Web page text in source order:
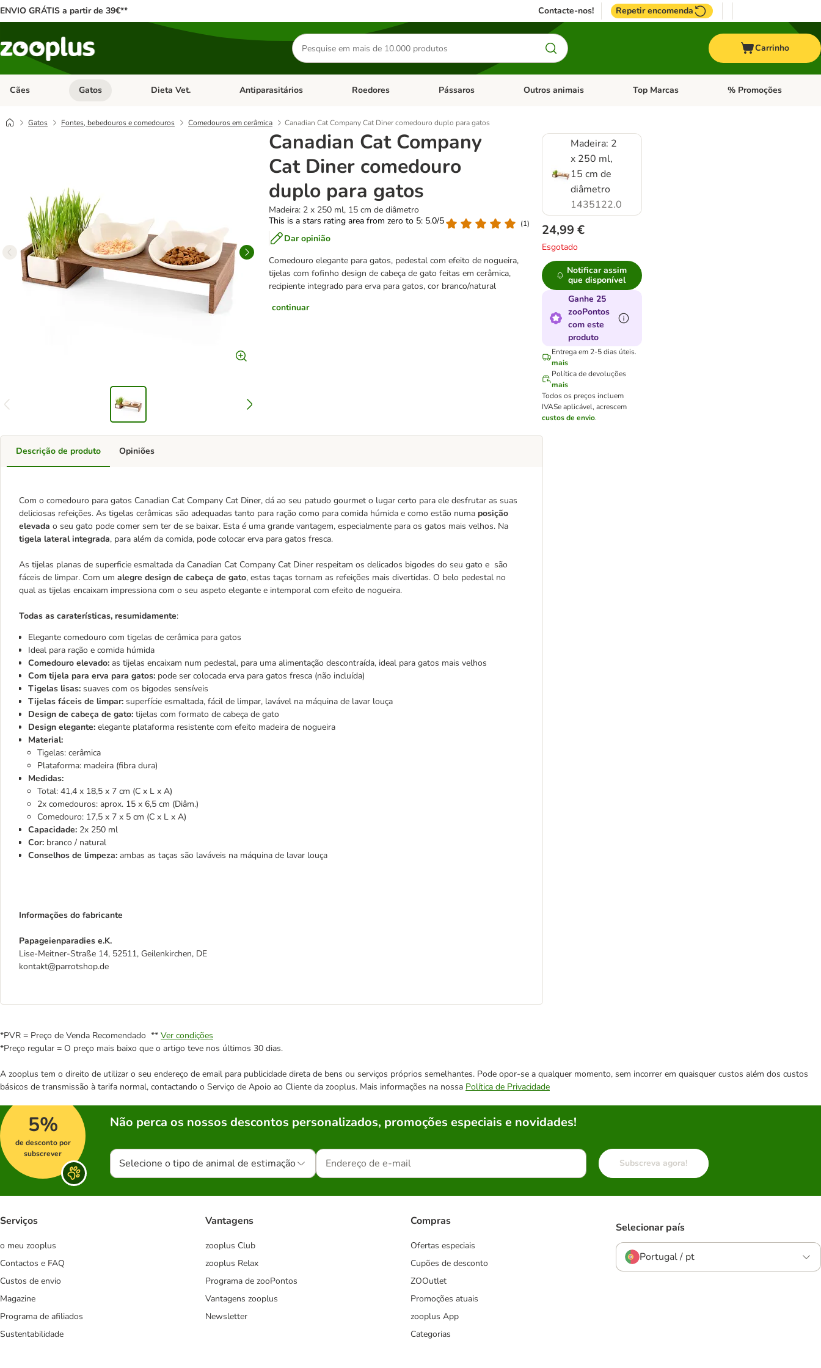
ENVIO GRÁTIS a partir de 39€** Contacte-nos! Repetir encomenda
Pesquisar
produtos
Carrinho
Cães Abrir menu de categoria: Cães
Gatos Abrir menu de categoria: Gatos
Dieta Vet. Abrir menu de categoria: Dieta Vet.
Antiparasitários Abrir menu de categoria: Antiparasitários
Roedores Abrir menu de categoria: Roedores
Pássaros Abrir menu de categoria: Pássaros
Outros animais Abrir menu de categoria: Outros animais
Top Marcas Abrir menu de categoria:
% Promoções
Gatos Fontes, bebedouros e comedouros Comedouros em cerâmica Canadian Cat Company Cat Diner comedouro duplo para gatos
Canadian Cat Company
Cat Diner comedouro
duplo para gatos
Madeira: 2 x 250 ml, 15 cm de diâmetro
This is a stars rating area from zero to 5: 5.0/5
(1)
Dar opinião
Comedouro elegante para gatos, pedestal com efeito de nogueira,
tijelas com fofinho design de cabeça de gato feitas em cerâmica,
recipiente integrado para erva para gatos, cor branco/natural
continuar
Madeira: 2
x 250 ml,
15 cm de
diâmetro
1435122.0
24,99 €
Esgotado
Notificar assim
que disponível
Ganhe 25
zooPontos
com este
produto
Entrega em 2-5 dias úteis.
mais
Política de devoluções
mais
Todos os preços incluem
IVASe aplicável, acrescem
custos de envio.
Descrição de produto
Com o comedouro para gatos Canadian Cat Company Cat Diner, dá ao seu patudo gourmet o lugar certo para ele desfrutar as suas
deliciosas refeições. As tigelas cerâmicas são adequadas tanto para ração como para comida húmida e como estão numa posição
elevada o seu gato pode comer sem ter de se baixar. Esta é uma grande vantagem, especialmente para os gatos mais velhos. Na
tigela lateral integrada, para além da comida, pode colocar erva para gatos fresca.
As tijelas planas de superficie esmaltada da Canadian Cat Company Cat Diner respeitam os delicados bigodes do seu gato e são
fáceis de limpar. Com um alegre design de cabeça de gato, estas taças tornam as refeições mais divertidas. O belo pedestal no
qual as tijelas encaixam impressiona com o seu aspeto elegante e intemporal com efeito de nogueira.
Todas as caraterísticas, resumidamente:
Elegante comedouro com tigelas de cerâmica para gatos
Ideal para ração e comida húmida
Comedouro elevado: as tijelas encaixam num pedestal, para uma alimentação descontraída, ideal para gatos mais velhos
Com tijela para erva para gatos: pode ser colocada erva para gatos fresca (não incluída)
Tigelas lisas: suaves com os bigodes sensíveis
Tijelas fáceis de limpar: superfície esmaltada, fácil de limpar, lavável na máquina de lavar louça
Design de cabeça de gato: tijelas com formato de cabeça de gato
Design elegante: elegante plataforma resistente com efeito madeira de nogueira
Material:
Tigelas: cerâmica
Plataforma: madeira (fibra dura)
Medidas:
Total: 41,4 x 18,5 x 7 cm (C x L x A)
2x comedouros: aprox. 15 x 6,5 cm (Diâm.)
Comedouro: 17,5 x 7 x 5 cm (C x L x A)
Capacidade: 2x 250 ml
Cor: branco / natural
Conselhos de limpeza: ambas as taças são laváveis na máquina de lavar louça
Informações do fabricante
Papageienparadies e.K.
Lise-Meitner-Straße 14, 52511, Geilenkirchen, DE
kontakt@parrotshop.de
Opiniões
*PVR = Preço de Venda Recomendado ** Ver condições
*Preço regular = O preço mais baixo que o artigo teve nos últimos 30 dias.
A zooplus tem o direito de utilizar o seu endereço de email para publicidade direta de bens ou serviços próprios semelhantes. Pode opor-se a qualquer momento, sem incorrer em quaisquer custos além dos custos
básicos de transmissão à tarifa normal, contactando o Serviço de Apoio ao Cliente da zooplus. Mais informações na nossa Política de Privacidade
5%
de desconto por
subscrever
Não perca os nossos descontos personalizados, promoções especiais e novidades!
Selecione o tipo de animal de estimação Subscreva agora!
Serviços
o meu zooplus
Contactos e FAQ
Custos de envio
Magazine
Programa de afiliados
Sustentabilidade
Vantagens
zooplus Club
zooplus Relax
Programa de zooPontos
Vantagens zooplus
Newsletter
Compras
Ofertas especiais
Cupões de desconto
ZOOutlet
Promoções atuais
zooplus App
Categorias
Selecionar país
Portugal / pt